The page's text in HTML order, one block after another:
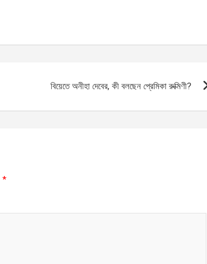
বিয়েতে অনীহা দেবের, কী বলছেন প্রেমিকা রুক্মিণী?
*